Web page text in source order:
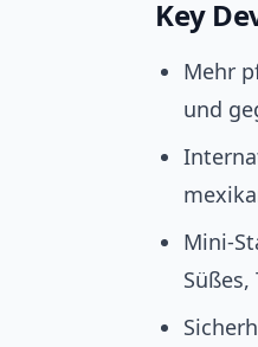
Key
Mehr
und
Süßes,